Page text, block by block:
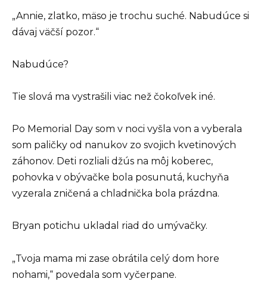
„Annie, zlatko, mäso je trochu suché. Nabudúce si
dávaj väčší pozor.“
Nabudúce?
Tie slová ma vystrašili viac než čokoľvek iné.
Po Memorial Day som v noci vyšla von a vyberala
som paličky od nanukov zo svojich kvetinových
záhonov. Deti rozliali džús na môj koberec,
pohovka v obývačke bola posunutá, kuchyňa
vyzerala zničená a chladnička bola prázdna.
Bryan potichu ukladal riad do umývačky.
„Tvoja mama mi zase obrátila celý dom hore
nohami,“ povedala som vyčerpane.